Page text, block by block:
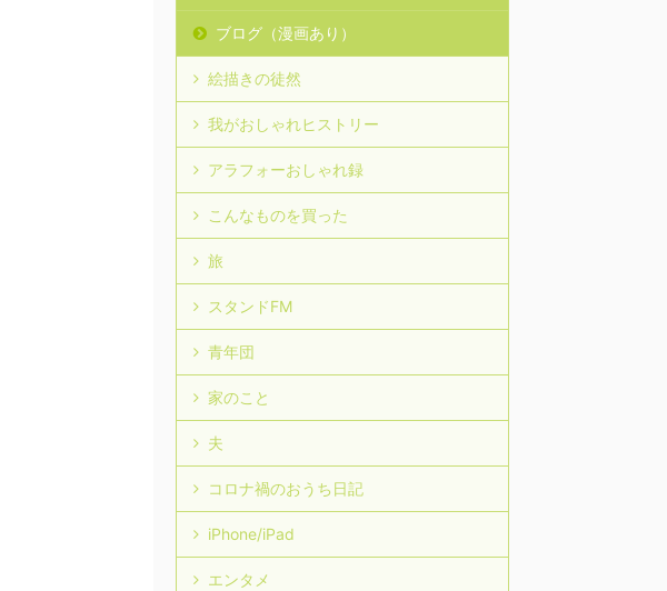
ブログ（漫画あり）
絵描きの徒然
我がおしゃれヒストリー
アラフォーおしゃれ録
こんなものを買った
旅
スタンドFM
青年団
家のこと
夫
コロナ禍のおうち日記
iPhone/iPad
エンタメ